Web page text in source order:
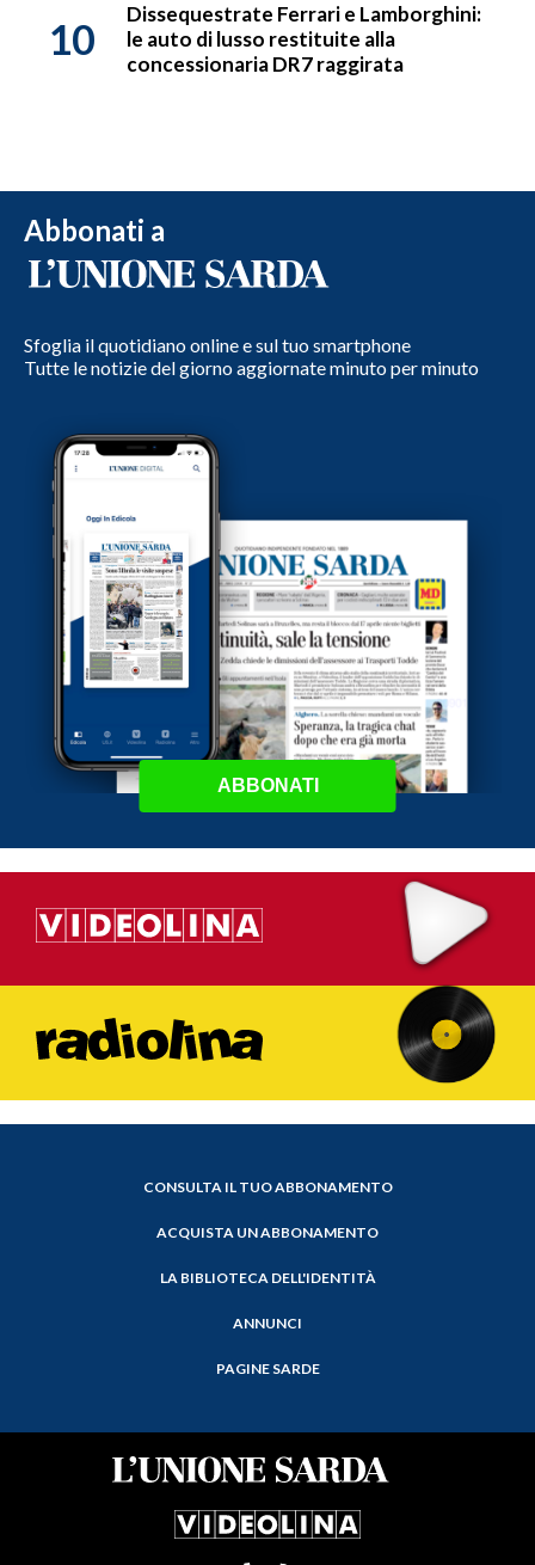
10
Dissequestrate Ferrari e Lamborghini:
le auto di lusso restituite alla
concessionaria DR7 raggirata
Abbonati a
Sfoglia il quotidiano online e sul tuo smartphone
Tutte le notizie del giorno aggiornate minuto per minuto
ABBONATI
CONSULTA IL TUO ABBONAMENTO
ACQUISTA UN ABBONAMENTO
LA BIBLIOTECA DELL'IDENTITÀ
ANNUNCI
PAGINE SARDE